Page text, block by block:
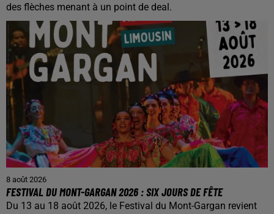
des flèches menant à un point de deal.
8 août 2026
FESTIVAL DU MONT-GARGAN 2026 : SIX JOURS DE FÊTE
Du 13 au 18 août 2026, le Festival du Mont-Gargan revient